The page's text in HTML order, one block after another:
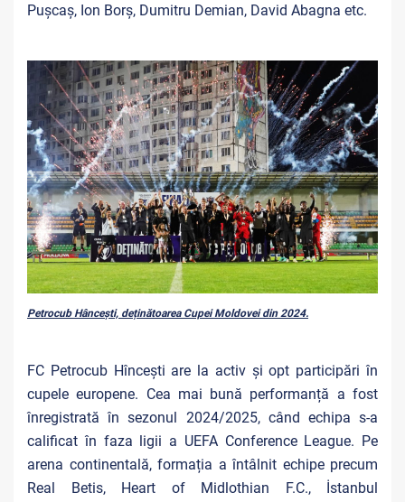
Pușcaș, Ion Borș, Dumitru Demian, David Abagna etc.
Petrocub Hâncești, deținătoarea Cupei Moldovei din 2024.
FC Petrocub Hîncești are la activ și opt participări în
cupele europene. Cea mai bună performanță a fost
înregistrată în sezonul 2024/2025, când echipa s-a
calificat în faza ligii a UEFA Conference League. Pe
arena continentală, formația a întâlnit echipe precum
Real Betis, Heart of Midlothian F.C., İstanbul